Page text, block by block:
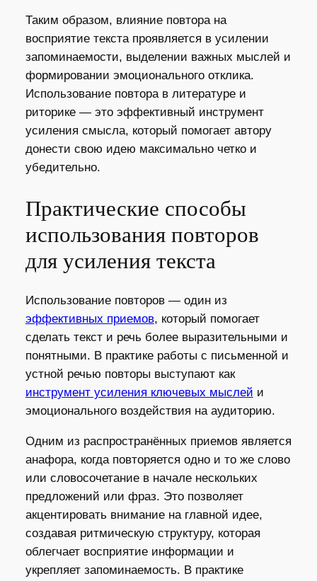
Таким образом, влияние повтора на
восприятие текста проявляется в усилении
запоминаемости, выделении важных мыслей и
формировании эмоционального отклика.
Использование повтора в литературе и
риторике — это эффективный инструмент
усиления смысла, который помогает автору
донести свою идею максимально четко и
убедительно.
Практические способы
использования повторов
для усиления текста
Использование повторов — один из
эффективных приемов, который помогает
сделать текст и речь более выразительными и
понятными. В практике работы с письменной и
устной речью повторы выступают как
инструмент усиления ключевых мыслей и
эмоционального воздействия на аудиторию.
Одним из распространённых приемов является
анафора, когда повторяется одно и то же слово
или словосочетание в начале нескольких
предложений или фраз. Это позволяет
акцентировать внимание на главной идее,
создавая ритмическую структуру, которая
облегчает восприятие информации и
укрепляет запоминаемость. В практике